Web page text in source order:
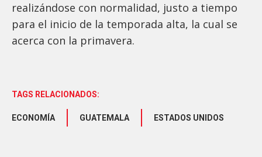
realizándose con normalidad, justo a tiempo
para el inicio de la temporada alta, la cual se
acerca con la primavera.
TAGS RELACIONADOS:
ECONOMÍA GUATEMALA ESTADOS UNIDOS